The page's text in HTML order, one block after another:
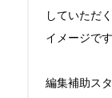
していただ
イメージです
編集補助ス